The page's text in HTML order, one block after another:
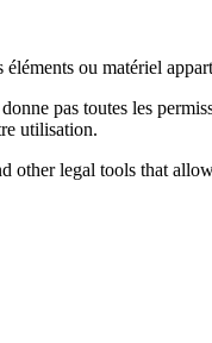
ou matériel
pas toutes les
utilisation.
other legal tools that